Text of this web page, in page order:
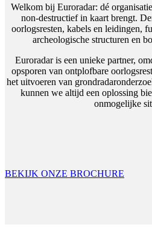
Welkom bij Euroradar: dé
non-destructief in kaart brengt.
oorlogsresten, kabels en leidingen,
archeologische structuren en
Euroradar is een unieke partner,
opsporen van ontplofbare
het uitvoeren van
kunnen we altijd een oplossing
onmogelijke
BEKIJK ONZE BROCHURE